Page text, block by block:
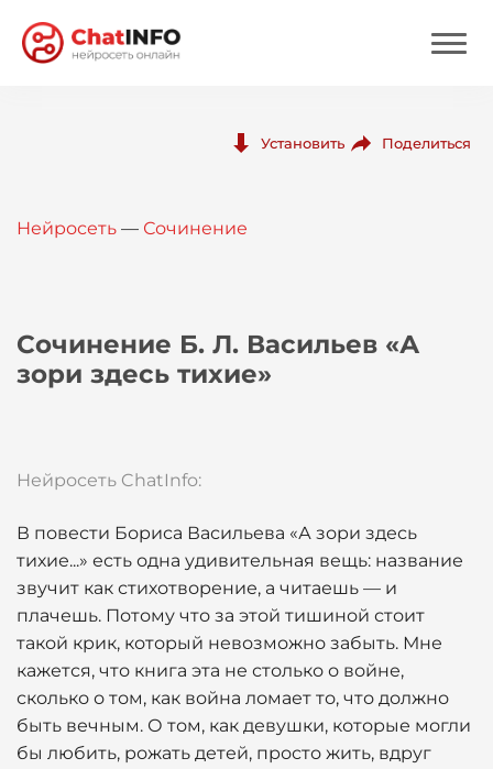
Вход
Установить Поделиться
Нейросеть — Сочинение
Сочинение Б. Л. Васильев «А
зори здесь тихие»
Нейросеть ChatInfo:
В повести Бориса Васильева «А зори здесь
тихие...» есть одна удивительная вещь: название
звучит как стихотворение, а читаешь — и
плачешь. Потому что за этой тишиной стоит
такой крик, который невозможно забыть. Мне
кажется, что книга эта не столько о войне,
сколько о том, как война ломает то, что должно
быть вечным. О том, как девушки, которые могли
бы любить, рожать детей, просто жить, вдруг